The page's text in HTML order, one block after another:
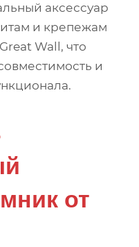
аксессуар
и крепежам
Wall, что
и
от